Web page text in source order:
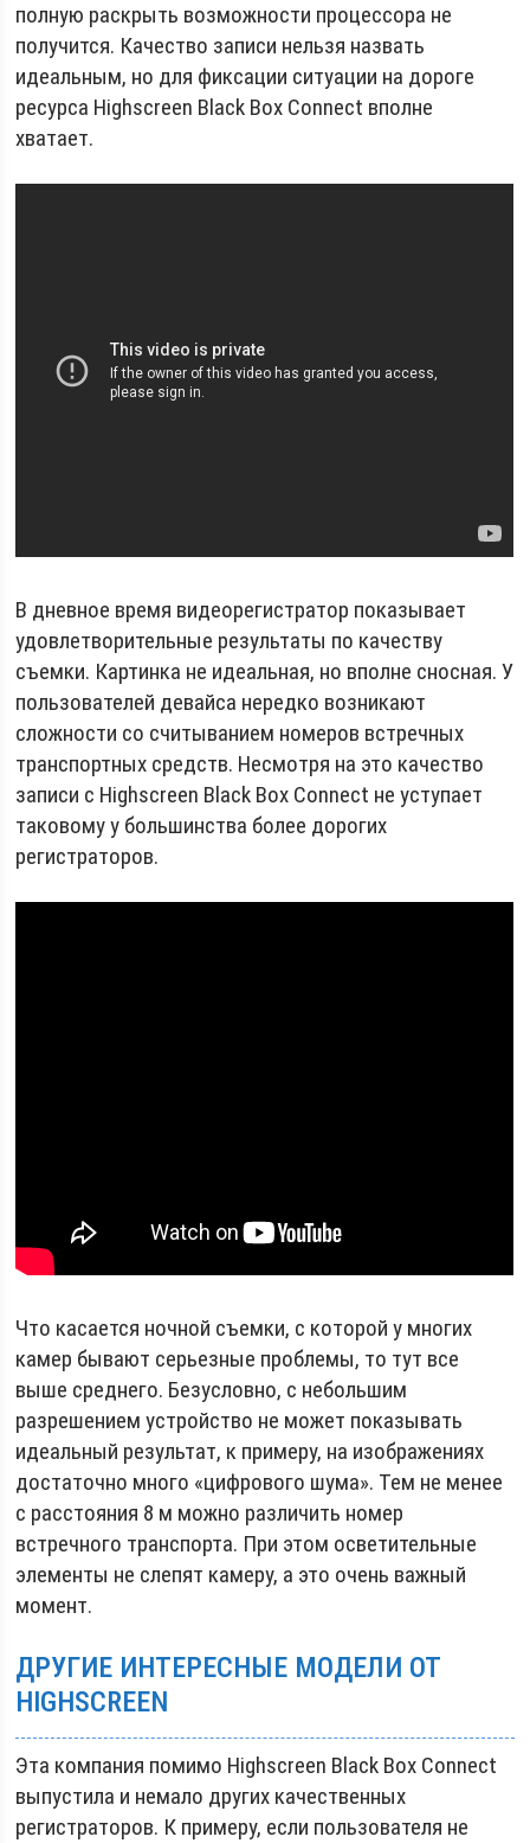
полную раскрыть возможности процессора не
получится. Качество записи нельзя назвать
идеальным, но для фиксации ситуации на дороге
ресурса Highscreen Black Box Connect вполне
хватает.
В дневное время видеорегистратор показывает
удовлетворительные результаты по качеству
съемки. Картинка не идеальная, но вполне сносная. У
пользователей девайса нередко возникают
сложности со считыванием номеров встречных
транспортных средств. Несмотря на это качество
записи с Highscreen Black Box Connect не уступает
таковому у большинства более дорогих
регистраторов.
Что касается ночной съемки, с которой у многих
камер бывают серьезные проблемы, то тут все
выше среднего. Безусловно, с небольшим
разрешением устройство не может показывать
идеальный результат, к примеру, на изображениях
достаточно много «цифрового шума». Тем не менее
с расстояния 8 м можно различить номер
встречного транспорта. При этом осветительные
элементы не слепят камеру, а это очень важный
момент.
ДРУГИЕ ИНТЕРЕСНЫЕ МОДЕЛИ ОТ
HIGHSCREEN
Эта компания помимо Highscreen Black Box Connect
выпустила и немало других качественных
регистраторов. К примеру, если пользователя не